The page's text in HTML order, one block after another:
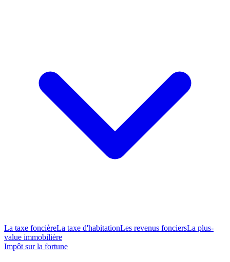
La taxe foncièreLa taxe d'habitationLes revenus fonciersLa plus-
value immobilière
Impôt sur la fortune